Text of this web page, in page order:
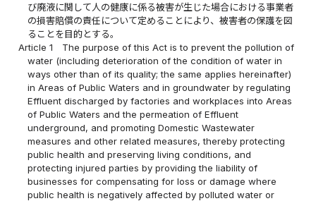
び廃液に関して人の健康に係る被害が生じた場合における事業者
の損害賠償の責任について定めることにより、被害者の保護を図
ることを目的とする。
Article 1
The purpose of this Act is to prevent the pollution of
water (including deterioration of the condition of water in
ways other than of its quality; the same applies hereinafter)
in Areas of Public Waters and in groundwater by regulating
Effluent discharged by factories and workplaces into Areas
of Public Waters and the permeation of Effluent
underground, and promoting Domestic Wastewater
measures and other related measures, thereby protecting
public health and preserving living conditions, and
protecting injured parties by providing the liability of
businesses for compensating for loss or damage where
public health is negatively affected by polluted water or